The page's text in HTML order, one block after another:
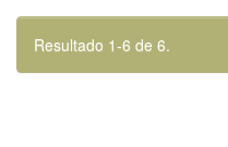
Resultado 1-6 de 6.